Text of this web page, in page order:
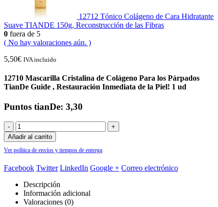
12712 Tónico Colágeno de Cara Hidratante
Suave TIANDE 150g, Reconstrucción de las Fibras
0 fuera de 5
( No hay valoraciones aún. )
5,50€ IVA incluido
12710 Mascarilla Cristalina de Colágeno Para los Párpados
TianDe Guide , Restauración Inmediata de la Piel! 1 ud
Puntos tianDe: 3,30
-
+
Añadir al carrito
Ver política de envíos y tiempos de entrega
Facebook Twitter LinkedIn Google + Correo electrónico
Descripción
Información adicional
Valoraciones (0)